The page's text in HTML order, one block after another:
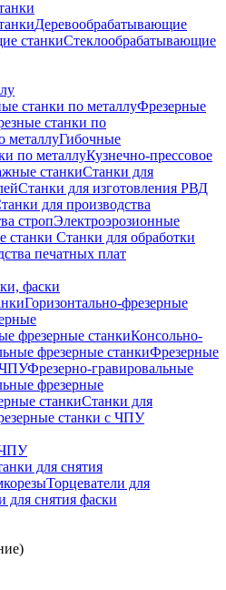
Деревообрабатывающие
станкиСтеклообрабатывающие
станки по металлуФрезерные
станки по
металлуГибочные
по металлуКузнечно-прессовое
станкиСтанки для
Станки для изготовления РВД
для производства
стропЭлектроэрозионные
станки Станки для обработки
печатных плат
фаски
Горизонтально-фрезерные
фрезерные станкиКонсольно-
фрезерные станкиФрезерные
ЧПУФрезерно-гравировальные
фрезерные
станкиСтанки для
станки с ЧПУ
ЧПУ
для снятия
Торцеватели для
для снятия фаски